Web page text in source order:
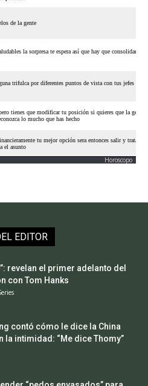
Horoscopo
EDITOR
revelan el primer adelanto del
con Tom Hanks
contó cómo le dice la China
la intimidad: “Me dice Thomy”